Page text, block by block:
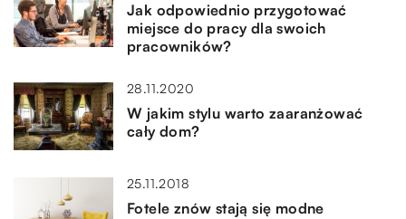
Jak odpowiednio przygotować
miejsce do pracy dla swoich
pracowników?
28.11.2020
W jakim stylu warto zaaranżować
cały dom?
25.11.2018
Fotele znów stają się modne